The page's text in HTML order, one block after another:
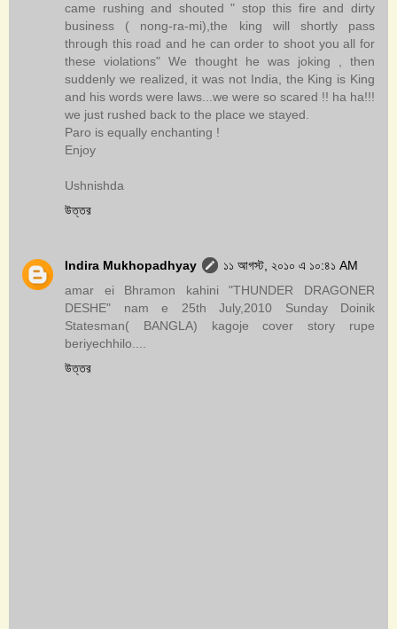
came rushing and shouted " stop this fire and dirty
business ( nong-ra-mi),the king will shortly pass
through this road and he can order to shoot you all for
these violations" We thought he was joking , then
suddenly we realized, it was not India, the King is King
and his words were laws...we were so scared !! ha ha!!!
we just rushed back to the place we stayed.
Paro is equally enchanting !
Enjoy
Ushnishda
উত্তর
Indira Mukhopadhyay
১১ আগস্ট, ২০১০ এ ১০:৪১ AM
amar ei Bhramon kahini "THUNDER DRAGONER
DESHE" nam e 25th July,2010 Sunday Doinik
Statesman( BANGLA) kagoje cover story rupe
beriyechhilo....
উত্তর